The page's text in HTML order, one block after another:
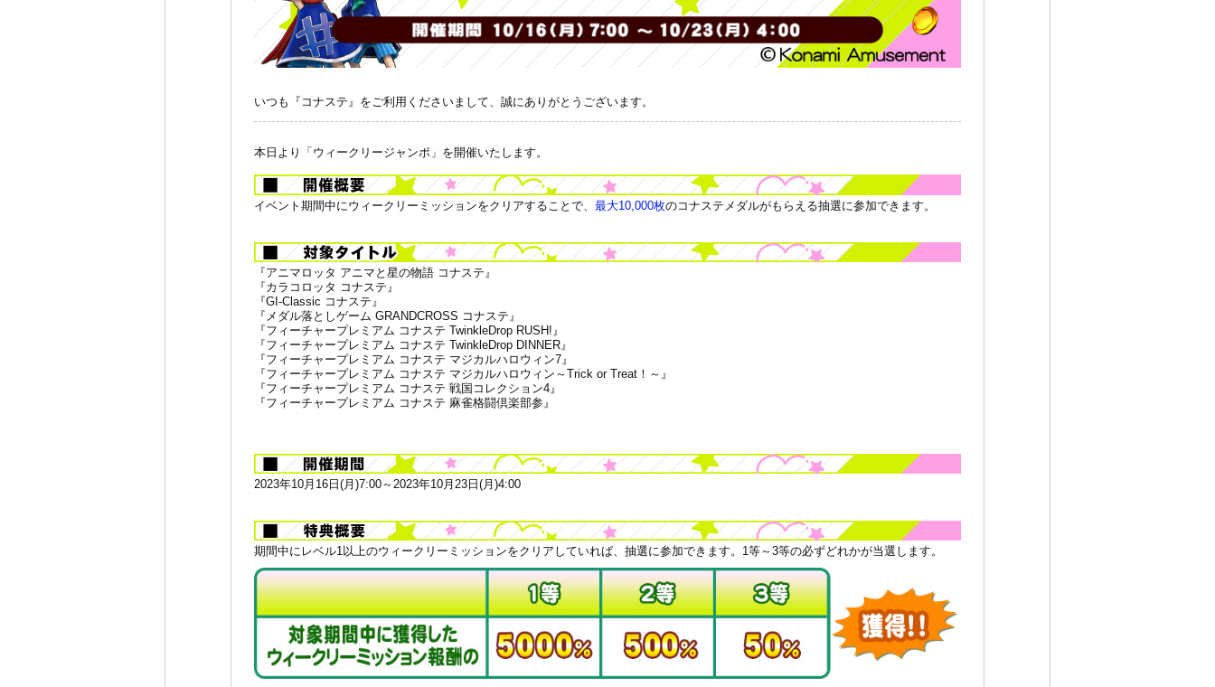
いつも『コナステ』をご利用くださいまして、誠にありがとうございます。
本日より「ウィークリージャンボ」を開催いたします。
イベント期間中にウィークリーミッションをクリアすることで、 最大10,000枚のコナステメダルがもらえる抽選に参加できます。
『アニマロッタ アニマと星の物語 コナステ』
『カラコロッタ コナステ』
『GI-Classic コナステ』
『メダル落としゲーム GRANDCROSS コナステ』
『フィーチャープレミアム コナステ TwinkleDrop RUSH!』
『フィーチャープレミアム コナステ TwinkleDrop DINNER』
『フィーチャープレミアム コナステ マジカルハロウィン7』
『フィーチャープレミアム コナステ マジカルハロウィン～Trick or Treat！～』
『フィーチャープレミアム コナステ 戦国コレクション4』
『フィーチャープレミアム コナステ 麻雀格闘倶楽部参』
2023年10月16日(月)7:00～2023年10月23日(月)4:00
期間中にレベル1以上のウィークリーミッションをクリアしていれば、抽選に参加できます。1等～3等の必ずどれかが当選します。